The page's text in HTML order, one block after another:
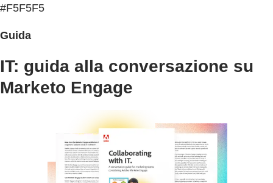
#F5F5F5
Guida
IT: guida alla conversazione su
Marketo Engage